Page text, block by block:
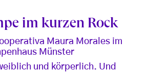
im kurzen Rock
Maura Morales im
Münster
und körperlich. Und